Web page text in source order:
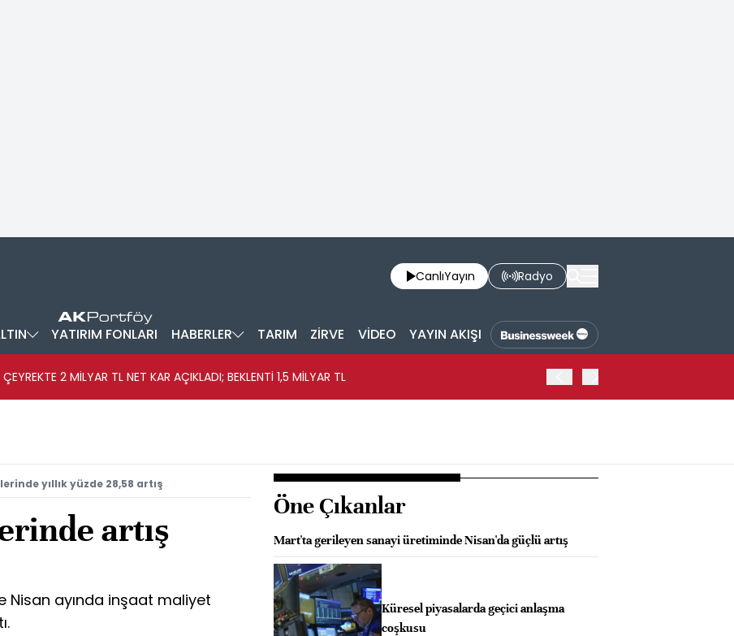
CanlıYayın Radyo
YATIRIM FONLARI HABERLER TARIM ZİRVE VİDEO YAYIN AKIŞI
2 MİLYAR TL NET KAR AÇIKLADI; BEKLENTİ 1,5 MİLYAR TL
yıllık yüzde 28,58 artış
artış
Nisan ayında inşaat maliyet
Öne Çıkanlar
Mart'ta gerileyen sanayi üretiminde Nisan'da güçlü artış
Küresel piyasalarda geçici anlaşma
coşkusu